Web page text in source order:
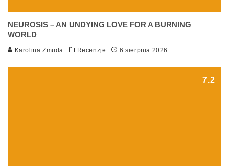
NEUROSIS – AN UNDYING LOVE FOR A BURNING
WORLD
Karolina Żmuda Recenzje 6 sierpnia 2026
7.2